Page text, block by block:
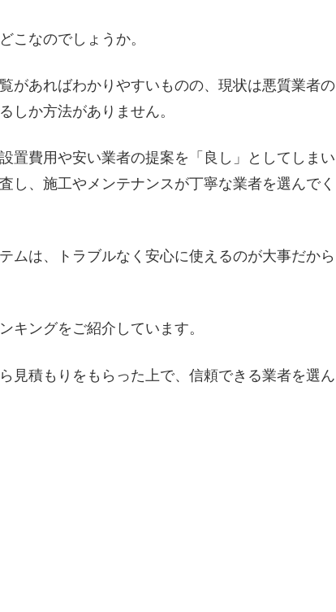
こなのでしょうか。
があればわかりやすいものの、現状は悪質業者の
しか方法がありません。
置費用や安い業者の提案を「良し」としてしまい
し、施工やメンテナンスが丁寧な業者を選んでく
ムは、トラブルなく安心に使えるのが大事だから
キングをご紹介しています。
見積もりをもらった上で、信頼できる業者を選ん